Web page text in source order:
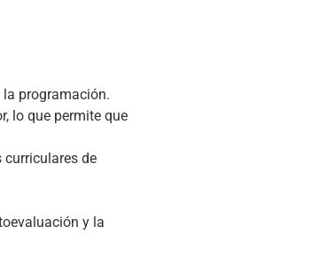
programación.
lo que permite que
curriculares de
y la